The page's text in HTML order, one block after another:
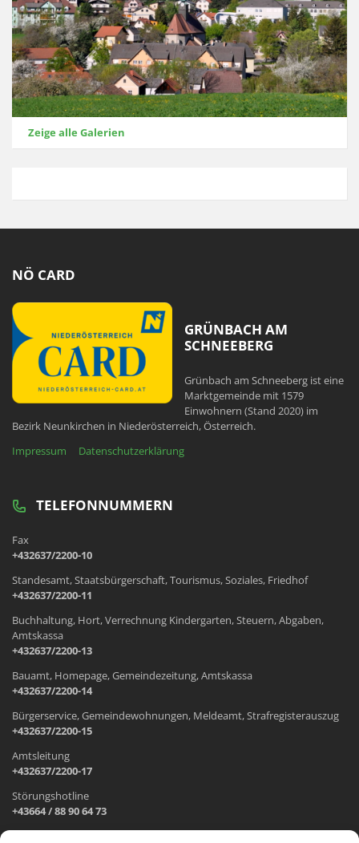
Zeige alle Galerien
NÖ CARD
GRÜNBACH AM
SCHNEEBERG
Grünbach am Schneeberg ist eine
Marktgemeinde mit 1579
Einwohnern (Stand 2020) im
Bezirk Neunkirchen in Niederösterreich, Österreich.
Impressum
Datenschutzerklärung
TELEFONNUMMERN
Fax
+432637/2200-10
Standesamt, Staatsbürgerschaft, Tourismus, Soziales, Friedhof
+432637/2200-11
Buchhaltung, Hort, Verrechnung Kindergarten, Steuern, Abgaben,
Amtskassa
+432637/2200-13
Bauamt, Homepage, Gemeindezeitung, Amtskassa
+432637/2200-14
Bürgerservice, Gemeindewohnungen, Meldeamt, Strafregisterauszug
+432637/2200-15
Amtsleitung
+432637/2200-17
Störungshotline
+43664 / 88 90 64 73